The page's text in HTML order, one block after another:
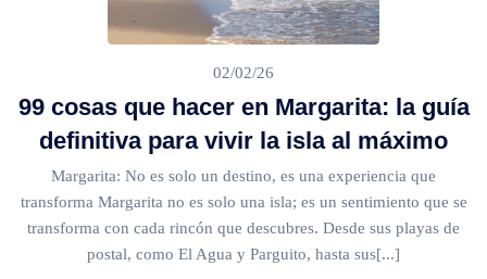
🌴 Morrocoy
Cruises
Contact
02/02/26
99 cosas que hacer en Margarita: la guía
definitiva para vivir la isla al máximo
Margarita: No es solo un destino, es una experiencia que
transforma Margarita no es solo una isla; es un sentimiento que se
transforma con cada rincón que descubres. Desde sus playas de
postal, como El Agua y Parguito, hasta sus[...]